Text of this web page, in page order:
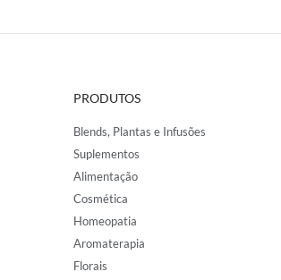
PRODUTOS
Blends, Plantas e Infusões
Suplementos
Alimentação
Cosmética
Homeopatia
Aromaterapia
Florais